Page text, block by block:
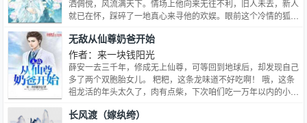
洒倜傥，风流满天下。情场上他向来无往不利，旧人未去，新人
就已在怀，踩碎了一地真心来寻他的欢娱。眼前这个冷情的狐王
看，这张冷漠的面孔底下到底藏着怎样的艳色。狐狸，不就应该
是个妖媚的样子吗？他是狐族高傲冷漠的王，寡言少语，连亲生
弟弟也不愿亲近他。狼王的酒宴上是谁大胆地说了一句：「狐王
才是真绝色。」他瞇起眼仔细打量着眼前笑得一脸温柔深情的男
子。原来是他，众人皆知的风流太子。心中不由暗暗冷笑。狐
过，悔恨过。蹉跎过三百年的光阴，恍然回首，才惊觉，情爱二
无敌从仙尊奶爸开始
作者：来一块钱阳光
薛安一去三千年，修成无上仙尊，可等回到地球后，却发现自己
多了两个双胞胎女儿。 粑粑，这条龙味道不好吃啊！ 哦，这条
祖龙活的年头太久了，肉有点柴，下次咱们吃一万年以内的小
粑，你和别的仙帝奶爸什么的，谁厉害啊？ 薛安一笑，没有谁
长风渡（嫁纨绔）